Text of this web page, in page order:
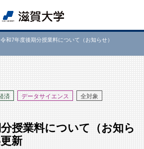
令和7年度後期分授業料について（お知らせ）
済 データサイエンス 全対象
授業料について（お知ら
新